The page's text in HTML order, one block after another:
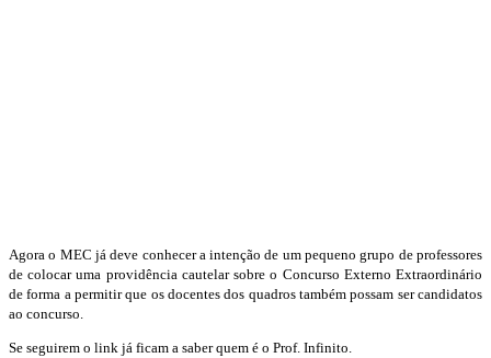
Agora o MEC já deve conhecer a intenção de um pequeno grupo de professores
de colocar uma providência cautelar sobre o Concurso Externo Extraordinário
de forma a permitir que os docentes dos quadros também possam ser candidatos
ao concurso.
Se seguirem o link já ficam a saber quem é o Prof. Infinito.